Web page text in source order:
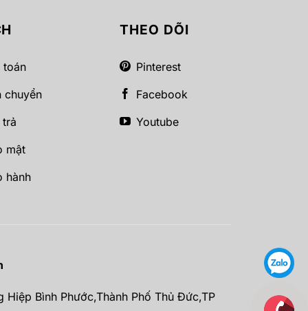
toán
chuyển
mật
hành
THEO DÕI
Pinterest
Facebook
Youtube
Bình Phước,Thành Phố Thủ Đức,TP